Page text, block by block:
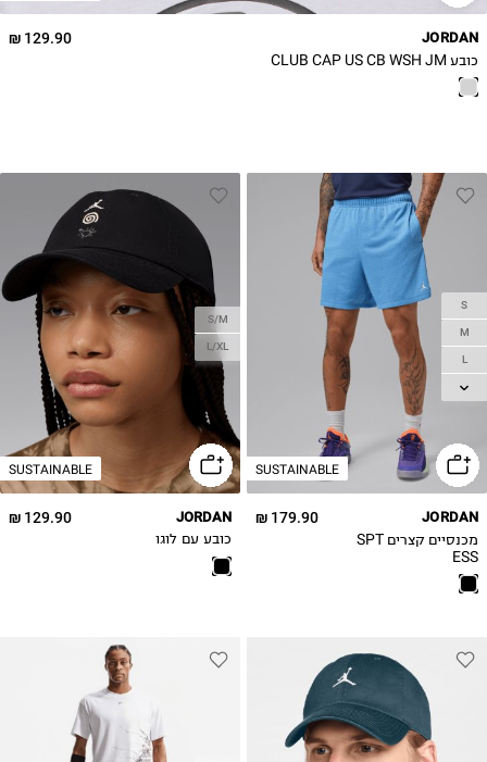
129.90 ₪ JORDAN
כובע CLUB CAP US CB WSH JM
SUSTAINABLE
S
M
L
XL
179.90 ₪ JORDAN
מכנסיים קצרים SPT
ESS
SUSTAINABLE
S/M
L/XL
129.90 ₪ JORDAN
כובע עם לוגו